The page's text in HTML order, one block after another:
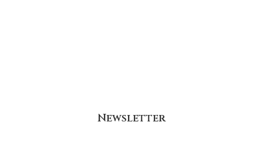
Newsletter